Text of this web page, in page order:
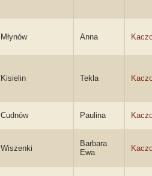
Młynów Anna
Kisielin Tekla
Cudnów Paulina
Wiszenki
Barbara
Ewa